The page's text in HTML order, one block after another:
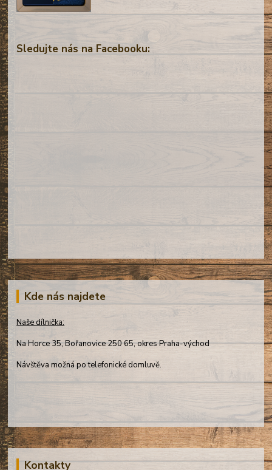
Sledujte nás na Facebooku:
Kde nás najdete
Naše dílnička:
Na Horce 35, Bořanovice 250 65, okres Praha-východ
Návštěva možná po telefonické domluvě.
Kontakty